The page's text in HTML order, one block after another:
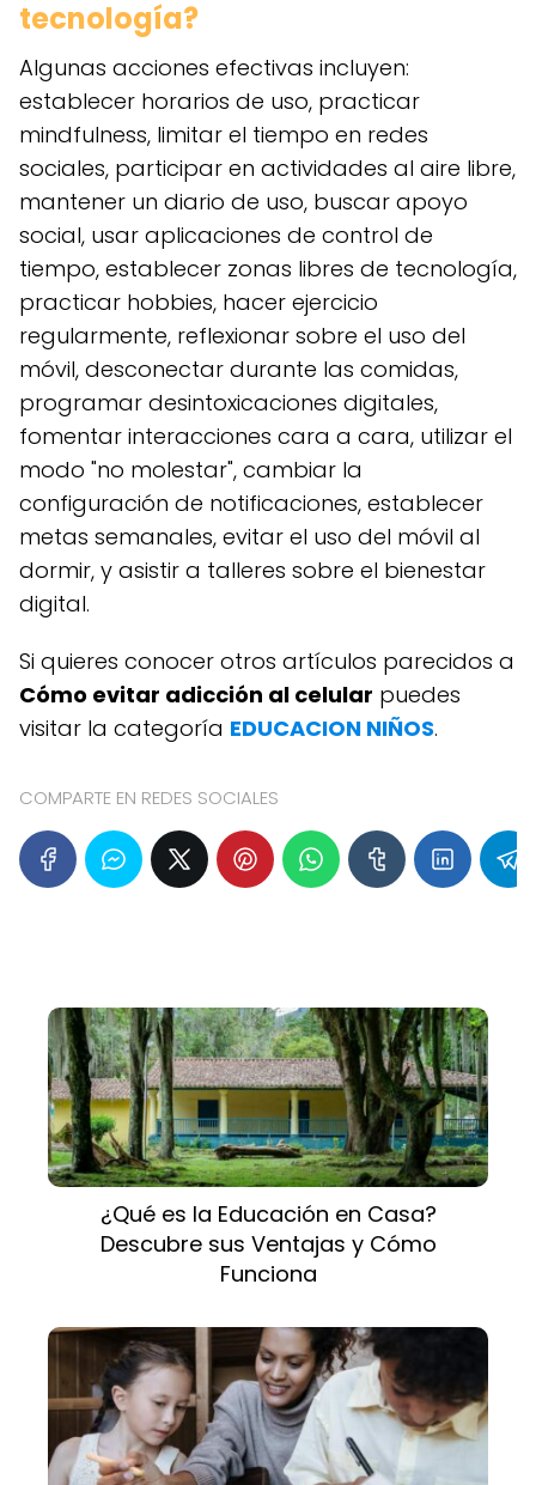
tecnología?
Algunas acciones efectivas incluyen:
establecer horarios de uso, practicar
mindfulness, limitar el tiempo en redes
sociales, participar en actividades al aire libre,
mantener un diario de uso, buscar apoyo
social, usar aplicaciones de control de
tiempo, establecer zonas libres de tecnología,
practicar hobbies, hacer ejercicio
regularmente, reflexionar sobre el uso del
móvil, desconectar durante las comidas,
programar desintoxicaciones digitales,
fomentar interacciones cara a cara, utilizar el
modo "no molestar", cambiar la
configuración de notificaciones, establecer
metas semanales, evitar el uso del móvil al
dormir, y asistir a talleres sobre el bienestar
digital.
Si quieres conocer otros artículos parecidos a
Cómo evitar adicción al celular puedes
visitar la categoría EDUCACION NIÑOS.
COMPARTE EN REDES SOCIALES
¿Qué es la Educación en Casa?
Descubre sus Ventajas y Cómo
Funciona